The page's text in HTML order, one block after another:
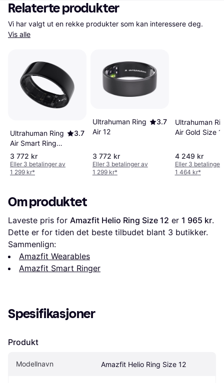
Relaterte produkter
Vis alle
Ultrahuman Ring
Air Smart Ring
Str 12
3.7
3 772 kr
Eller 3 betalinger av
1 299 kr*
Ultrahuman Ring
Air 12
3.7
3 772 kr
Eller 3 betalinger av
1 299 kr*
Ultrahuman
Air Gold Size
4 249 kr
Eller 3 betalinger
1 464 kr*
Om produktet
Laveste pris for Amazfit Helio Ring Size 12 er 1 965 kr.
Dette er for tiden det beste tilbudet blant 3 butikker.
Sammenlign:
Amazfit Wearables
Amazfit Smart Ringer
Spesifikasjoner
Produkt
Modellnavn Amazfit Helio Ring Size 12